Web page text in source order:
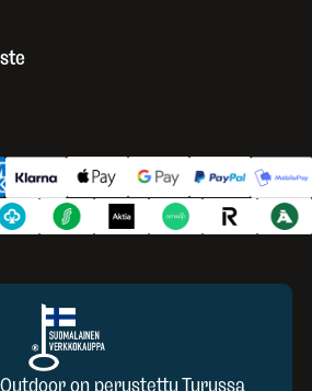
on perustettu Turussa